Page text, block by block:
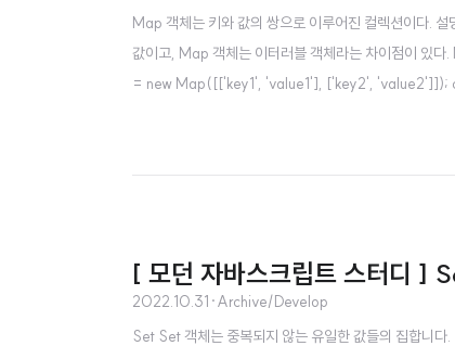
Map 객체는 키와 값의 쌍으로 이루어진 컬렉션이다.
값이고, Map 객체는 이터러블 객체라는 차이점이
= new Map([['key1', 'value1'], ['key2',
[ 모던 자바스크립트 스터디
2022.10.31 ·Archive/Develop
Set Set 객체는 중복되지 않는 유일한 값들의 집합니